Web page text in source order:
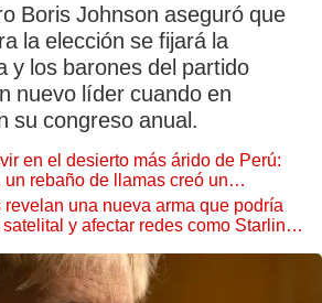
Boris Johnson aseguró que
la elección se fijará la
y los barones del partido
nuevo líder cuando en
su congreso anual.
en el desierto más árido de Perú:
rebaño de llamas creó un
una nueva arma que podría
y afectar redes como Starlink